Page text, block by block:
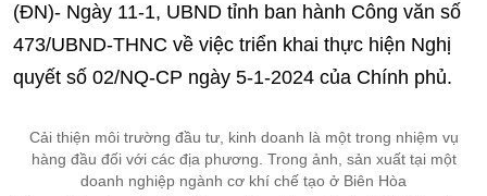
​(ĐN)- Ngày 11-1, UBND tỉnh ban hành Công văn số
473/UBND-THNC về việc triển khai thực hiện Nghị
quyết số 02/NQ-CP ngày 5-1-2024 của Chính phủ.
Cải thiện môi trường đầu tư, kinh doanh là một trong nhiệm vụ
hàng đầu đối với các địa phương. Trong ảnh, sản xuất tại một
doanh nghiệp ngành cơ khí chế tạo ở Biên Hòa